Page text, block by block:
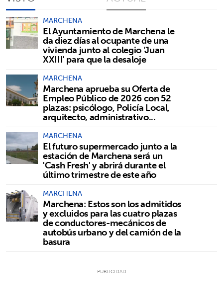
MARCHENA
El Ayuntamiento de Marchena le
da diez días al ocupante de una
vivienda junto al colegio 'Juan
XXIII' para que la desaloje
MARCHENA
Marchena aprueba su Oferta de
Empleo Público de 2026 con 52
plazas: psicólogo, Policía Local,
arquitecto, administrativo...
MARCHENA
El futuro supermercado junto a la
estación de Marchena será un
'Cash Fresh' y abrirá durante el
último trimestre de este año
MARCHENA
Marchena: Estos son los admitidos
y excluidos para las cuatro plazas
de conductores-mecánicos de
autobús urbano y del camión de la
basura